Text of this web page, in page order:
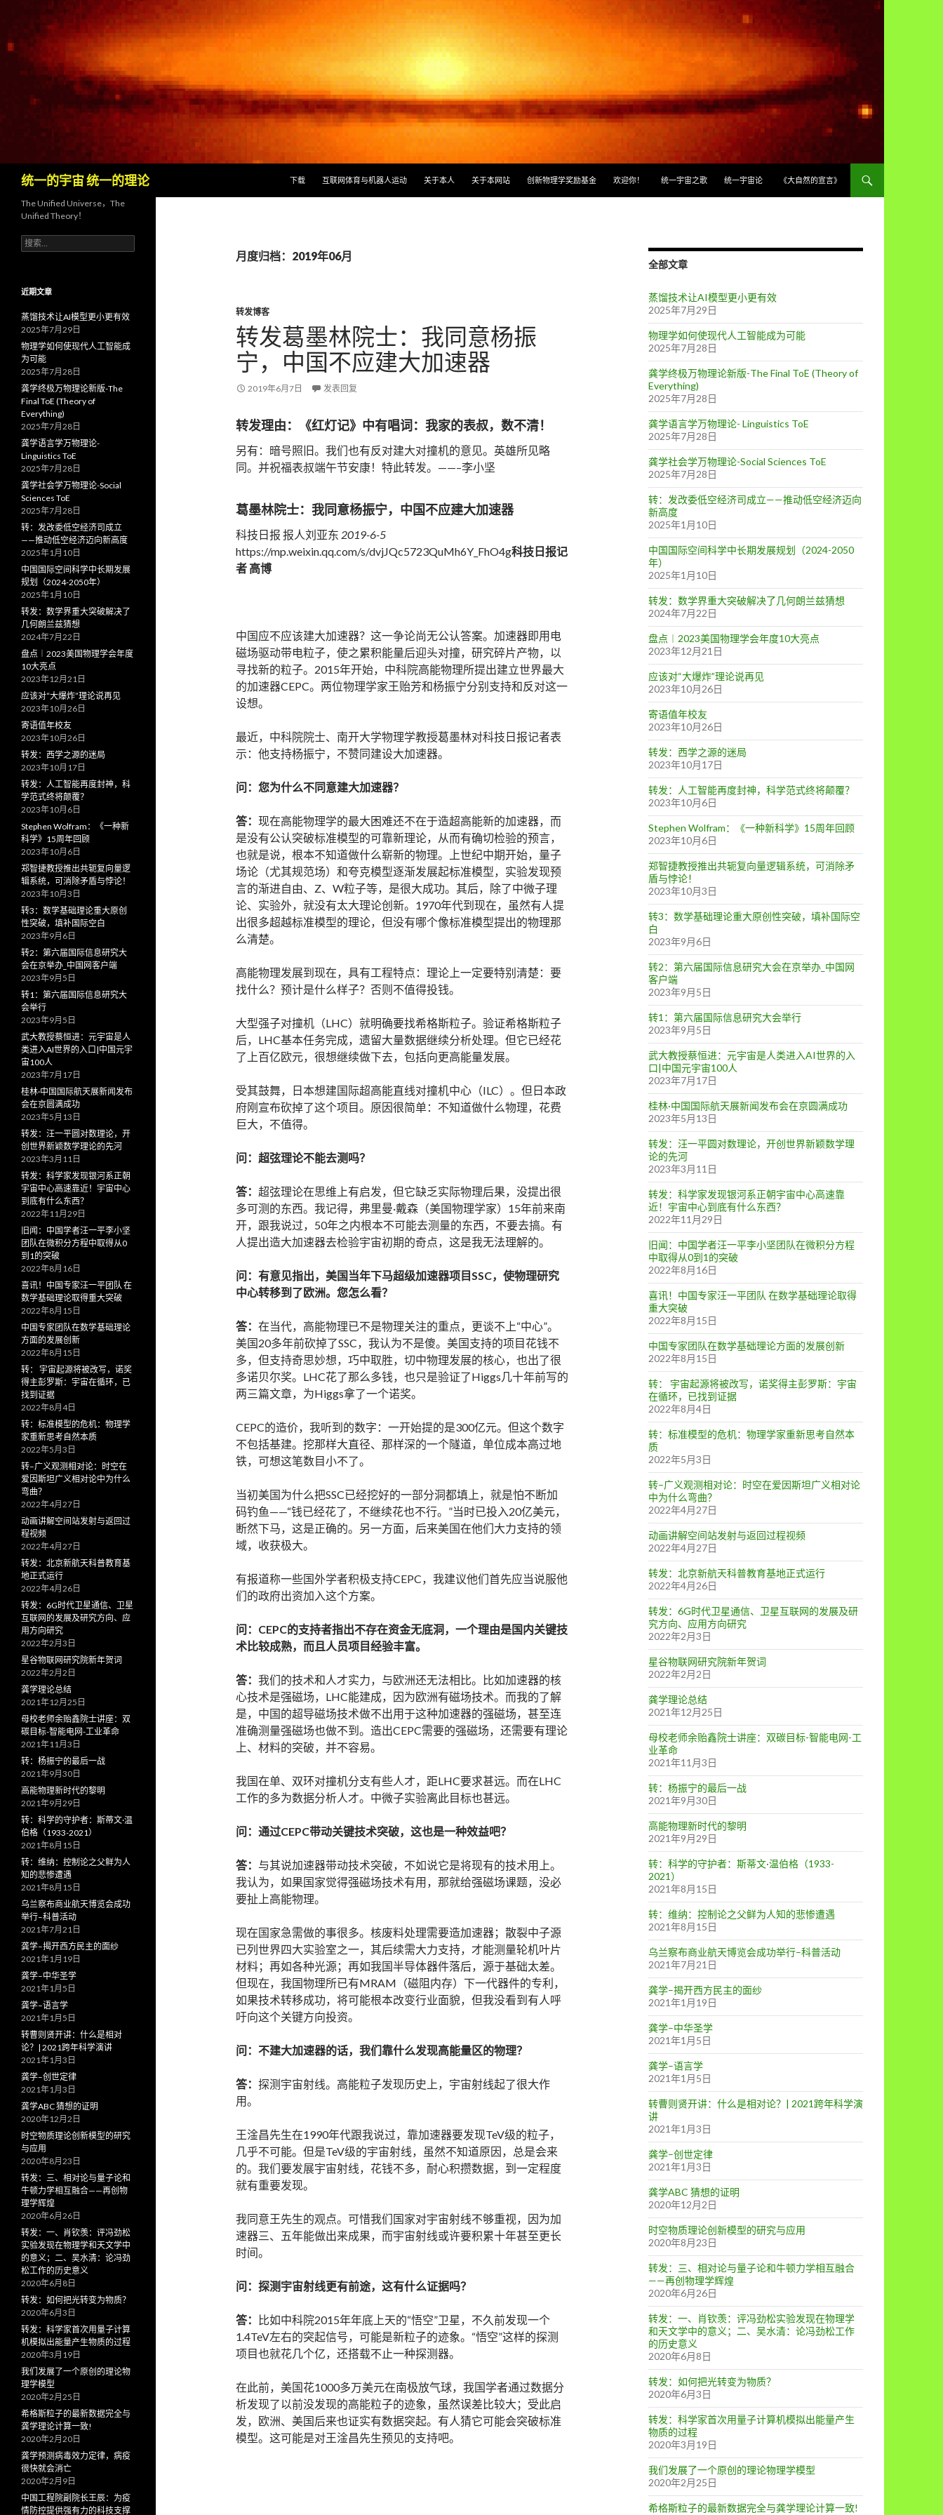
统一的宇宙 统一的理论
下载
互联网体育与机器人运动 关于本人 关于本网站 创新物理学奖励基金 欢迎你！ 统一宇宙之歌 统一宇宙论 《大自然的宣言》
月度归档：2019年06月
转发博客
转发葛墨林院士：我同意杨振
宁，中国不应建大加速器
2019年6月7日 发表回复
转发理由：《红灯记》中有唱词：我家的表叔，数不清！
另有：暗号照旧。我们也有反对建大对撞机的意见。英雄所见略
同。并祝福表叔端午节安康！特此转发。——–李小坚
葛墨林院士：我同意杨振宁，中国不应建大加速器
科技日报 报人刘亚东 2019-6-5
https://mp.weixin.qq.com/s/dvjJQc5723QuMh6Y_FhO4g科技日报记
者 高博
中国应不应该建大加速器？这一争论尚无公认答案。加速器即用电
磁场驱动带电粒子，使之累积能量后迎头对撞，研究碎片产物，以
寻找新的粒子。2015年开始，中科院高能物理所提出建立世界最大
的加速器CEPC。两位物理学家王贻芳和杨振宁分别支持和反对这一
设想。
最近，中科院院士、南开大学物理学教授葛墨林对科技日报记者表
示：他支持杨振宁，不赞同建设大加速器。
问：您为什么不同意建大加速器？
答： 现在高能物理学的最大困难还不在于造超高能新的加速器，而
是没有公认突破标准模型的可靠新理论，从而有确切检验的预言，
也就是说，根本不知道做什么崭新的物理。上世纪中期开始，量子
场论（尤其规范场）和夸克模型逐渐发展起标准模型，实验发现预
言的渐进自由、Z、W粒子等，是很大成功。其后，除了中微子理
论、实验外，就没有太大理论创新。1970年代到现在，虽然有人提
出很多超越标准模型的理论，但没有哪个像标准模型提出的物理那
么清楚。
高能物理发展到现在，具有工程特点：理论上一定要特别清楚：要
找什么？预计是什么样子？否则不值得投钱。
大型强子对撞机（LHC）就明确要找希格斯粒子。验证希格斯粒子
后，LHC基本任务完成，遗留大量数据继续分析处理。但它已经花
了上百亿欧元，很想继续做下去，包括向更高能量发展。
受其鼓舞，日本想建国际超高能直线对撞机中心（ILC）。但日本政
府刚宣布砍掉了这个项目。原因很简单：不知道做什么物理，花费
巨大，不值得。
问：超弦理论不能去测吗？
答： 超弦理论在思维上有启发，但它缺乏实际物理后果，没提出很
多可测的东西。我记得，弗里曼·戴森（美国物理学家）15年前来南
开，跟我说过，50年之内根本不可能去测量的东西，不要去搞。有
人提出造大加速器去检验宇宙初期的奇点，这是我无法理解的。
问：有意见指出，美国当年下马超级加速器项目SSC，使物理研究
中心转移到了欧洲。您怎么看？
答： 在当代，高能物理已不是物理关注的重点，更谈不上“中心”。
美国20多年前砍掉了SSC，我认为不是傻。美国支持的项目花钱不
多，但支持奇思妙想，巧中取胜，切中物理发展的核心，也出了很
多诺贝尔奖。LHC花了那么多钱，也只是验证了Higgs几十年前写的
两三篇文章，为Higgs拿了一个诺奖。
CEPC的造价，我听到的数字：一开始提的是300亿元。但这个数字
不包括基建。挖那样大直径、那样深的一个隧道，单位成本高过地
铁，可想这笔数目小不了。
当初美国为什么把SSC已经挖好的一部分洞都填上，就是怕不断加
码钓鱼——“钱已经花了，不继续花也不行。”当时已投入20亿美元，
断然下马，这是正确的。另一方面，后来美国在他们大力支持的领
域，收获极大。
有报道称一些国外学者积极支持CEPC，我建议他们首先应当说服他
们的政府出资加入这个方案。
问：CEPC的支持者指出不存在资金无底洞，一个理由是国内关键技
术比较成熟，而且人员项目经验丰富。
答： 我们的技术和人才实力，与欧洲还无法相比。比如加速器的核
心技术是强磁场，LHC能建成，因为欧洲有磁场技术。而我的了解
是，中国的超导磁场技术做不出用于这种加速器的强磁场，甚至连
准确测量强磁场也做不到。造出CEPC需要的强磁场，还需要有理论
上、材料的突破，并不容易。
我国在单、双环对撞机分支有些人才，距LHC要求甚远。而在LHC
工作的多为数据分析人才。中微子实验离此目标也甚远。
问：通过CEPC带动关键技术突破，这也是一种效益吧？
答： 与其说加速器带动技术突破，不如说它是将现有的技术用上。
我认为，如果国家觉得强磁场技术有用，那就给强磁场课题，没必
要扯上高能物理。
现在国家急需做的事很多。核废料处理需要造加速器；散裂中子源
已列世界四大实验室之一，其后续需大力支持，才能测量轮机叶片
材料；再如各种光源；再如我国半导体器件落后，源于基础太差。
但现在，我国物理所已有MRAM（磁阻内存）下一代器件的专利，
如果技术转移成功，将可能根本改变行业面貌，但我没看到有人呼
吁向这个关键方向投资。
问：不建大加速器的话，我们靠什么发现高能量区的物理？
答： 探测宇宙射线。高能粒子发现历史上，宇宙射线起了很大作
用。
王淦昌先生在1990年代跟我说过，靠加速器要发现TeV级的粒子，
几乎不可能。但是TeV级的宇宙射线，虽然不知道原因，总是会来
的。我们要发展宇宙射线，花钱不多，耐心积攒数据，到一定程度
就有重要发现。
我同意王先生的观点。可惜我们国家对宇宙射线不够重视，因为加
速器三、五年能做出来成果，而宇宙射线或许要积累十年甚至更长
时间。
问：探测宇宙射线更有前途，这有什么证据吗？
答：
比如中科院2015年年底上天的“悟空”卫星，不久前发现一个
1.4TeV左右的突起信号，可能是新粒子的迹象。“悟空”这样的探测
项目也就花几个亿，还搭载不止一种探测器。
在此前，美国花1000多万美元在南极放气球，我国学者通过数据分
析发现了以前没发现的高能粒子的迹象，虽然误差比较大；受此启
发，欧洲、美国后来也证实有数据突起。有人猜它可能会突破标准
模型。这可能是对王淦昌先生预见的支持吧。
全部文章
蒸馏技术让AI模型更小更有效
2025年7月29日
物理学如何使现代人工智能成为可能
2025年7月28日
龚学终极万物理论新版-The Final ToE (Theory of
Everything)
2025年7月28日
龚学语言学万物理论- Linguistics ToE
2025年7月28日
龚学社会学万物理论-Social Sciences ToE
2025年7月28日
转：发改委低空经济司成立——推动低空经济迈向
新高度
2025年1月10日
中国国际空间科学中长期发展规划（2024-2050
年）
2025年1月10日
转发：数学界重大突破解决了几何朗兰兹猜想
2024年7月22日
盘点︱2023美国物理学会年度10大亮点
2023年12月21日
应该对“大爆炸”理论说再见
2023年10月26日
寄语值年校友
2023年10月26日
转发：西学之源的迷局
2023年10月17日
转发：人工智能再度封神，科学范式终将颠覆？
2023年10月6日
Stephen Wolfram：《一种新科学》15周年回顾
2023年10月6日
郑智捷教授推出共轭复向量逻辑系统，可消除矛
盾与悖论！
2023年10月3日
转3：数学基础理论重大原创性突破，填补国际空
白
2023年9月6日
转2：第六届国际信息研究大会在京举办_中国网
客户端
2023年9月5日
转1：第六届国际信息研究大会举行
2023年9月5日
武大教授蔡恒进：元宇宙是人类进入AI世界的入
口|中国元宇宙100人
2023年7月17日
桂林·中国国际航天展新闻发布会在京圆满成功
2023年5月13日
转发：汪一平圆对数理论，开创世界新颖数学理
论的先河
2023年3月11日
转发：科学家发现银河系正朝宇宙中心高速靠
近！宇宙中心到底有什么东西？
2022年11月29日
旧闻：中国学者汪一平李小坚团队在微积分方程
中取得从0到1的突破
2022年8月16日
喜讯！中国专家汪一平团队 在数学基础理论取得
重大突破
2022年8月15日
中国专家团队在数学基础理论方面的发展创新
2022年8月15日
转： 宇宙起源将被改写，诺奖得主彭罗斯：宇宙
在循环，已找到证据
2022年8月4日
转：标准模型的危机：物理学家重新思考自然本
质
2022年5月3日
转–广义观测相对论：时空在爱因斯坦广义相对论
中为什么弯曲？
2022年4月27日
动画讲解空间站发射与返回过程视频
2022年4月27日
转发：北京新航天科普教育基地正式运行
2022年4月26日
转发：6G时代卫星通信、卫星互联网的发展及研
究方向、应用方向研究
2022年2月3日
星谷物联网研究院新年贺词
2022年2月2日
龚学理论总结
2021年12月25日
母校老师余贻鑫院士讲座：双碳目标-智能电网-工
业革命
2021年11月3日
转：杨振宁的最后一战
2021年9月30日
高能物理新时代的黎明
2021年9月29日
转：科学的守护者：斯蒂文·温伯格（1933-
2021）
2021年8月15日
转：维纳：控制论之父鲜为人知的悲惨遭遇
2021年8月15日
乌兰察布商业航天博览会成功举行–科普活动
2021年7月21日
龚学–揭开西方民主的面纱
2021年1月19日
龚学–中华圣学
2021年1月5日
龚学–语言学
2021年1月5日
转曹则贤开讲：什么是相对论？| 2021跨年科学演
讲
2021年1月3日
龚学–创世定律
2021年1月3日
龚学ABC 猜想的证明
2020年12月2日
时空物质理论创新模型的研究与应用
2020年8月23日
转发：三、相对论与量子论和牛顿力学相互融合
——再创物理学辉煌
2020年6月26日
转发：一、肖钦羡：评冯劲松实验发现在物理学
和天文学中的意义；二、吴水清：论冯劲松工作
的历史意义
2020年6月8日
转发：如何把光转变为物质？
2020年6月3日
转发：科学家首次用量子计算机模拟出能量产生
物质的过程
2020年3月19日
我们发展了一个原创的理论物理学模型
2020年2月25日
希格斯粒子的最新数据完全与龚学理论计算一致!
The Unified Universe，The
Unified Theory！
搜
索
近期文章
蒸馏技术让AI模型更小更有效
2025年7月29日
物理学如何使现代人工智能成
为可能
2025年7月28日
龚学终极万物理论新版-The
Final ToE (Theory of
Everything)
2025年7月28日
龚学语言学万物理论-
Linguistics ToE
2025年7月28日
龚学社会学万物理论-Social
Sciences ToE
2025年7月28日
转：发改委低空经济司成立
——推动低空经济迈向新高度
2025年1月10日
中国国际空间科学中长期发展
规划（2024-2050年）
2025年1月10日
转发：数学界重大突破解决了
几何朗兰兹猜想
2024年7月22日
盘点︱2023美国物理学会年度
10大亮点
2023年12月21日
应该对“大爆炸”理论说再见
2023年10月26日
寄语值年校友
2023年10月26日
转发：西学之源的迷局
2023年10月17日
转发：人工智能再度封神，科
学范式终将颠覆？
2023年10月6日
Stephen Wolfram：《一种新
科学》15周年回顾
2023年10月6日
郑智捷教授推出共轭复向量逻
辑系统，可消除矛盾与悖论！
2023年10月3日
转3：数学基础理论重大原创
性突破，填补国际空白
2023年9月6日
转2：第六届国际信息研究大
会在京举办_中国网客户端
2023年9月5日
转1：第六届国际信息研究大
会举行
2023年9月5日
武大教授蔡恒进：元宇宙是人
类进入AI世界的入口|中国元宇
宙100人
2023年7月17日
桂林·中国国际航天展新闻发布
会在京圆满成功
2023年5月13日
转发：汪一平圆对数理论，开
创世界新颖数学理论的先河
2023年3月11日
转发：科学家发现银河系正朝
宇宙中心高速靠近！宇宙中心
到底有什么东西？
2022年11月29日
旧闻：中国学者汪一平李小坚
团队在微积分方程中取得从0
到1的突破
2022年8月16日
喜讯！中国专家汪一平团队 在
数学基础理论取得重大突破
2022年8月15日
中国专家团队在数学基础理论
方面的发展创新
2022年8月15日
转： 宇宙起源将被改写，诺奖
得主彭罗斯：宇宙在循环，已
找到证据
2022年8月4日
转：标准模型的危机：物理学
家重新思考自然本质
2022年5月3日
转–广义观测相对论：时空在
爱因斯坦广义相对论中为什么
弯曲？
2022年4月27日
动画讲解空间站发射与返回过
程视频
2022年4月27日
转发：北京新航天科普教育基
地正式运行
2022年4月26日
转发：6G时代卫星通信、卫星
互联网的发展及研究方向、应
用方向研究
2022年2月3日
星谷物联网研究院新年贺词
2022年2月2日
龚学理论总结
2021年12月25日
母校老师余贻鑫院士讲座：双
碳目标-智能电网-工业革命
2021年11月3日
转：杨振宁的最后一战
2021年9月30日
高能物理新时代的黎明
2021年9月29日
转：科学的守护者：斯蒂文·温
伯格（1933-2021）
2021年8月15日
转：维纳：控制论之父鲜为人
知的悲惨遭遇
2021年8月15日
乌兰察布商业航天博览会成功
举行–科普活动
2021年7月21日
龚学–揭开西方民主的面纱
2021年1月19日
龚学–中华圣学
2021年1月5日
龚学–语言学
2021年1月5日
转曹则贤开讲：什么是相对
论？| 2021跨年科学演讲
2021年1月3日
龚学–创世定律
2021年1月3日
龚学ABC 猜想的证明
2020年12月2日
时空物质理论创新模型的研究
与应用
2020年8月23日
转发：三、相对论与量子论和
牛顿力学相互融合——再创物
理学辉煌
2020年6月26日
转发：一、肖钦羡：评冯劲松
实验发现在物理学和天文学中
的意义；二、吴水清：论冯劲
松工作的历史意义
2020年6月8日
转发：如何把光转变为物质？
2020年6月3日
转发：科学家首次用量子计算
机模拟出能量产生物质的过程
2020年3月19日
我们发展了一个原创的理论物
理学模型
2020年2月25日
希格斯粒子的最新数据完全与
龚学理论计算一致!
2020年2月20日
龚学预测病毒效力定律，病疫
很快就会消亡
2020年2月9日
中国工程院副院长王辰：为疫
情防控提供强有力的科技支撑